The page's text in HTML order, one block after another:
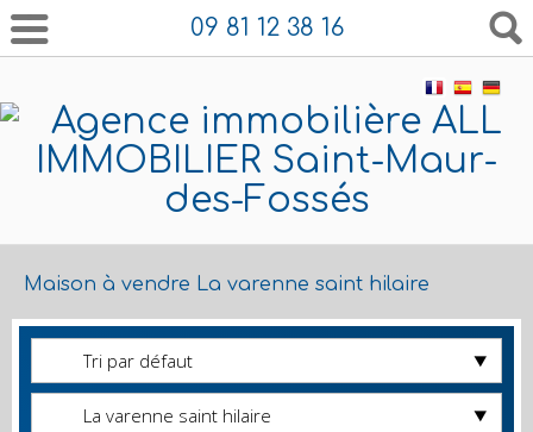
09 81 12 38 16
Maison à vendre La varenne saint hilaire
Tri par défaut
La varenne saint hilaire